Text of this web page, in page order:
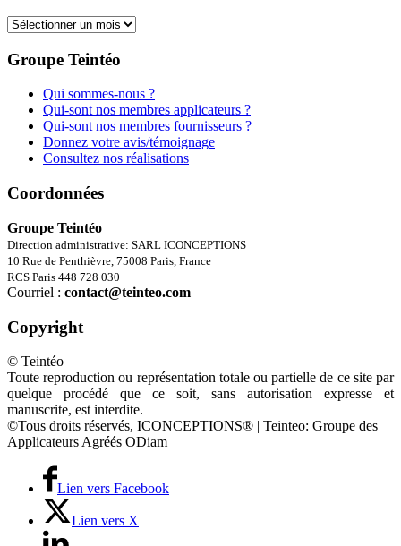
Archives
Groupe Teintéo
Qui sommes-nous ?
Qui-sont nos membres applicateurs ?
Qui-sont nos membres fournisseurs ?
Donnez votre avis/témoignage
Consultez nos réalisations
Coordonnées
Groupe Teintéo
Direction administrative: SARL ICONCEPTIONS
10 Rue de Penthièvre, 75008 Paris, France
RCS Paris 448 728 030
Courriel : contact@teinteo.com
Copyright
© Teintéo
Toute reproduction ou représentation totale ou partielle de ce site par
quelque procédé que ce soit, sans autorisation expresse et
manuscrite, est interdite.
©Tous droits réservés, ICONCEPTIONS® | Teinteo: Groupe des
Applicateurs Agréés ODiam
Lien vers Facebook
Lien vers X